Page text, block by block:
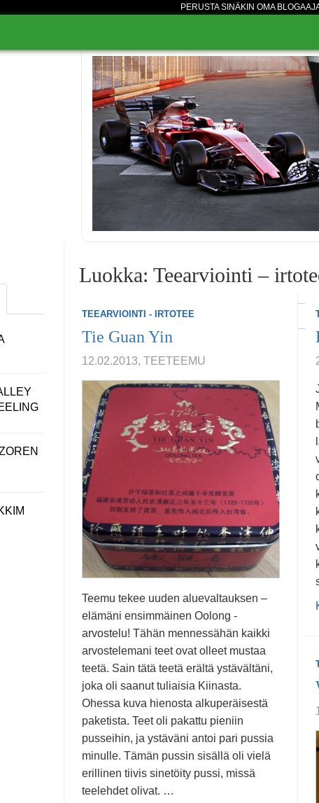
PERUSTA SINÄKIN OMA
Luokka: Teearviointi –
TEEARVIOINTI - IRTOTEE
Tie Guan Yin
12.02.2013, TEETEEMU
Teemu tekee uuden aluevaltauksen –
elämäni ensimmäinen Oolong -
arvostelu! Tähän mennessähän kaikki
arvostelemani teet ovat olleet mustaa
teetä. Sain tätä teetä erältä ystävältäni,
joka oli saanut tuliaisia Kiinasta.
Ohessa kuva hienosta alkuperäisestä
paketista. Teet oli pakattu pieniin
pusseihin, ja ystäväni antoi pari pussia
minulle. Tämän pussin sisällä oli vielä
erillinen tiivis sinetöity pussi, missä
teelehdet olivat. …
« Edellinen 1 21